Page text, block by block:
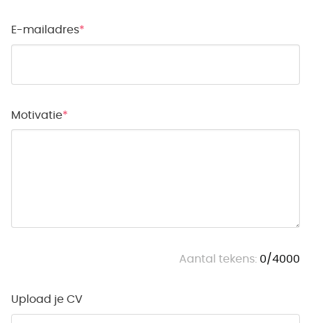
E-mailadres
Motivatie
Aantal tekens: 0/4000
Upload je CV